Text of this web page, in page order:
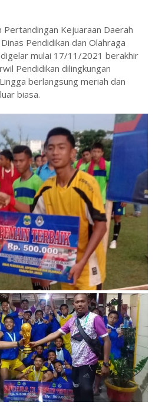
Kejuaraan Daerah
Pendidikan dan Olahraga
mulai 17/11/2021 berakhir
Pendidikan dilingkungan
berlangsung meriah dan
biasa.